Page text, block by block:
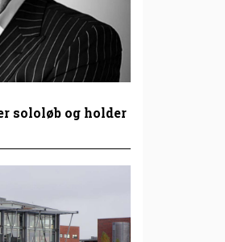
sololøb og holder